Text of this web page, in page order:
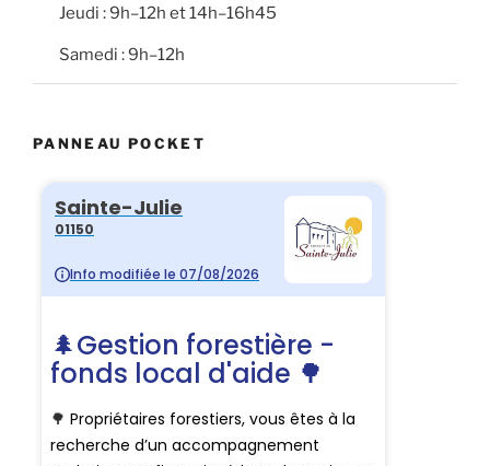
Jeudi : 9h–12h et 14h–16h45
Samedi : 9h–12h
PANNEAU POCKET